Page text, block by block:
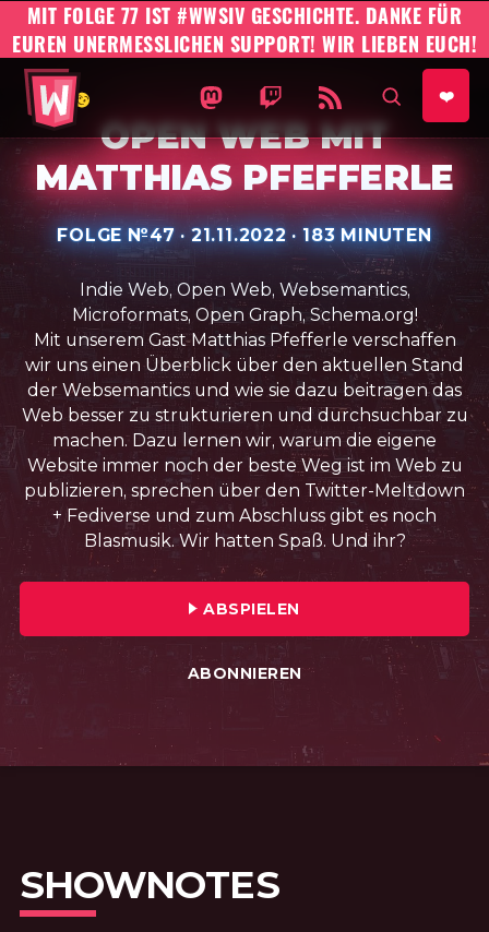
MIT FOLGE 77 IST #WWSIV GESCHICHTE. DANKE FÜR
EUREN UNERMESSLICHEN SUPPORT! WIR LIEBEN EUCH!
#WWSIV Homepage
WO WIR SIND IST VORNE AUF
WO WIR SIND IST VORNE
WO WIR SIND IST
AUF❤️
OPEN WEB MIT
MATTHIAS PFEFFERLE
FOLGE №47 · VERÖFFENTLICHT AM:
21.11.2022 ·SPIELZEIT:
183 MINUTEN
Indie Web, Open Web, Websemantics,
Microformats, Open Graph, Schema.org!
Mit unserem Gast Matthias Pfefferle verschaffen
wir uns einen Überblick über den aktuellen Stand
der Websemantics und wie sie dazu beitragen das
Web besser zu strukturieren und durchsuchbar zu
machen. Dazu lernen wir, warum die eigene
Website immer noch der beste Weg ist im Web zu
publizieren, sprechen über den Twitter-Meltdown
+ Fediverse und zum Abschluss gibt es noch
Blasmusik. Wir hatten Spaß. Und ihr?
FOLGE №47 · VERÖFFENTLICHT
ABSPIELEN
ABONNIEREN
SHOWNOTES